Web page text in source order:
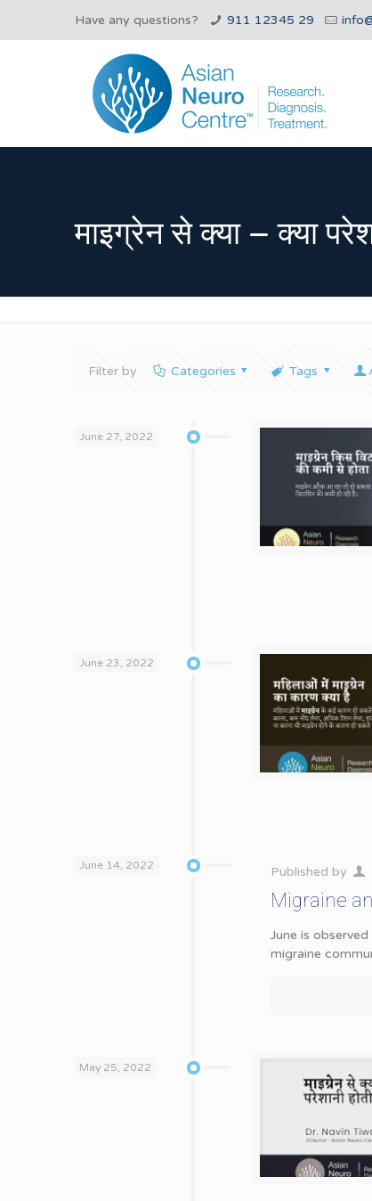
Have any questions? 911 12345 29
माइग्रेन से क्या – क्या
Filter by Categories Tags
June 27, 2022
June 23, 2022
June 14, 2022 Published by
Migraine
June is
migraine
May 25, 2022